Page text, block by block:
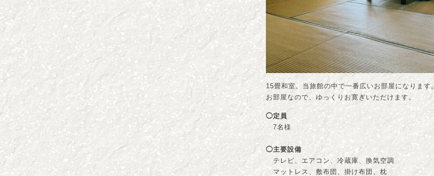
15畳和室。当旅館の中で一番広いお部屋になりま
お部屋なので、ゆっくりお寛ぎいただけます。
◯定員
7名様
◯主要設備
テレビ、エアコン、冷蔵庫、換気空調
マットレス、敷布団、掛け布団、枕